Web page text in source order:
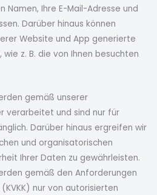
Namen, Ihre E-Mail-Adresse und
Darüber hinaus können
Website und App generierte
z. B. die von Ihnen besuchten
gemäß unserer
verarbeitet und sind nur für
Darüber hinaus ergreifen wir
und organisatorischen
Ihrer Daten zu gewährleisten.
gemäß den Anforderungen
nur von autorisierten